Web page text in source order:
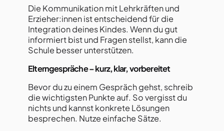
Die Kommunikation mit Lehrkräften und
Erzieher:innen ist entscheidend für die
Integration deines Kindes. Wenn du gut
informiert bist und Fragen stellst, kann die
Schule besser unterstützen.
Elterngespräche – kurz, klar, vorbereitet
Bevor du zu einem Gespräch gehst, schreib
die wichtigsten Punkte auf. So vergisst du
nichts und kannst konkrete Lösungen
besprechen. Nutze einfache Sätze.